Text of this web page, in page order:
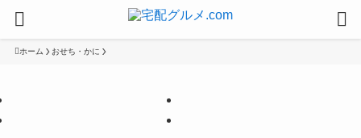
ホーム おせち・かに